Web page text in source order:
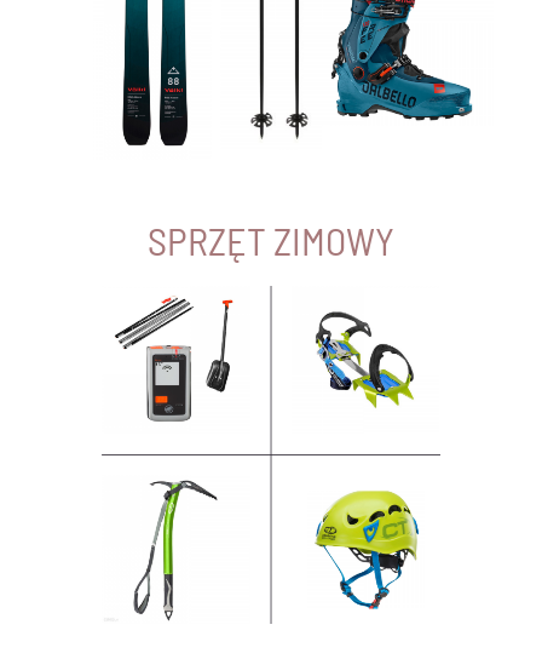
SPRZĘT ZIMOWY